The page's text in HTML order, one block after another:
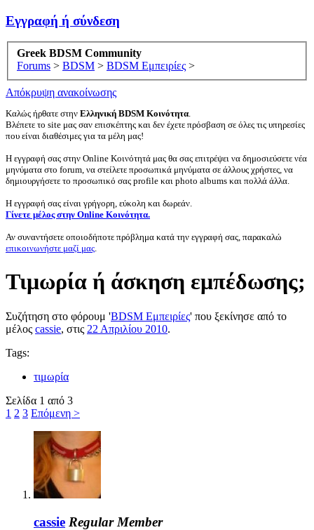
Εγγραφή ή σύνδεση
Greek BDSM Community
Forums > BDSM > BDSM Εμπειρίες >
Απόκρυψη ανακοίνωσης
Καλώς ήρθατε στην Ελληνική BDSM Κοινότητα.
Βλέπετε το site μας σαν επισκέπτης και δεν έχετε πρόσβαση σε όλες τις υπηρεσίες
που είναι διαθέσιμες για τα μέλη μας!
Η εγγραφή σας στην Online Κοινότητά μας θα σας επιτρέψει να δημοσιεύσετε νέα
μηνύματα στο forum, να στείλετε προσωπικά μηνύματα σε άλλους χρήστες, να
δημιουργήσετε το προσωπικό σας profile και photo albums και πολλά άλλα.
Η εγγραφή σας είναι γρήγορη, εύκολη και δωρεάν.
Γίνετε μέλος στην Online Κοινότητα.
Αν συναντήσετε οποιοδήποτε πρόβλημα κατά την εγγραφή σας, παρακαλώ
επικοινωνήστε μαζί μας.
Τιμωρία ή άσκηση εμπέδωσης;
Συζήτηση στο φόρουμ 'BDSM Εμπειρίες' που ξεκίνησε από το
μέλος cassie, στις 22 Απριλίου 2010.
Tags:
τιμωρία
Σελίδα 1 από 3
1 2 3 Επόμενη >
cassie Regular Member